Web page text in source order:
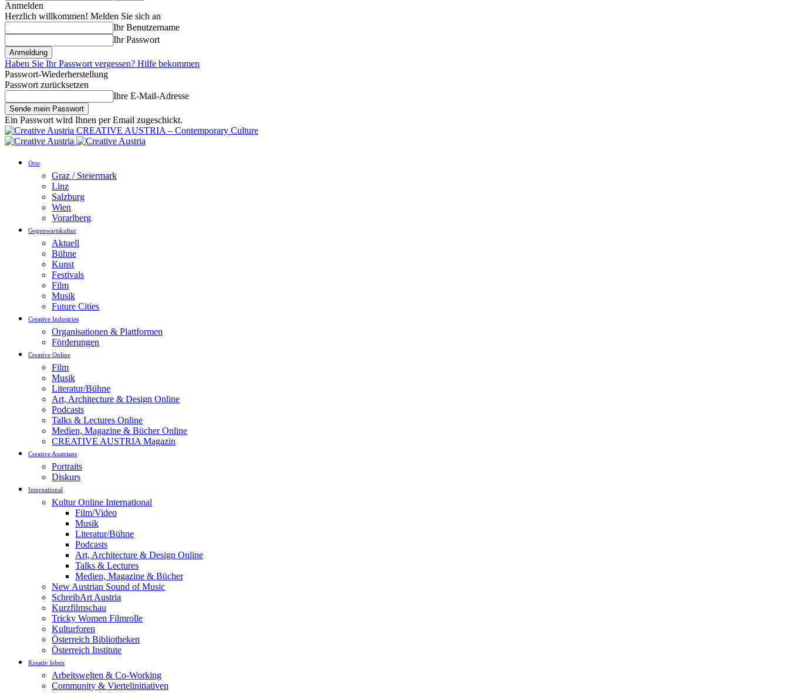
Anmelden
Herzlich willkommen! Melden Sie sich an
Ihr Benutzername
Ihr Passwort
Haben Sie Ihr Passwort vergessen? Hilfe bekommen
Passwort-Wiederherstellung
Passwort zurücksetzen
Ihre E-Mail-Adresse
Ein Passwort wird Ihnen per Email zugeschickt.
CREATIVE AUSTRIA – Contemporary Culture
Orte
Graz / Steiermark
Linz
Salzburg
Wien
Vorarlberg
Gegenwartskultur
Aktuell
Bühne
Kunst
Festivals
Film
Musik
Future Cities
Creative Industries
Organisationen & Plattformen
Förderungen
Creative Online
Film
Musik
Literatur/Bühne
Art, Architecture & Design Online
Podcasts
Talks & Lectures Online
Medien, Magazine & Bücher Online
CREATIVE AUSTRIA Magazin
Creative Austrians
Portraits
Diskurs
International
Kultur Online International
Film/Video
Musik
Literatur/Bühne
Podcasts
Art, Architecture & Design Online
Talks & Lectures
Medien, Magazine & Bücher
New Austrian Sound of Music
SchreibArt Austria
Kurzfilmschau
Tricky Women Filmrolle
Kulturforen
Österreich Bibliotheken
Österreich Institute
Kreativ leben
Arbeitswelten & Co-Working
Community & Viertelinitiativen